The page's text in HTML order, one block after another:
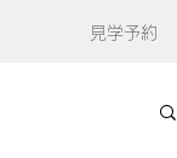
見学予約